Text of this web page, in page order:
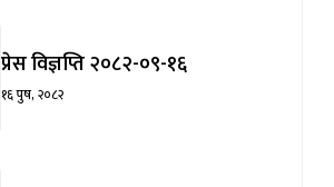
प्रेस विज्ञप्ति २०८२-०९-१६
१६ पुष, २०८२